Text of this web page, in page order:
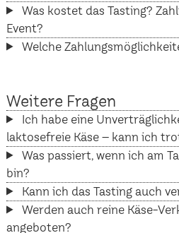
Was kostet das Tasting?
Event?
Welche
Weitere Fragen
Ich habe eine
laktosefreie Käse – kann ich
Was passiert, wenn ich am
bin?
Kann ich das Tasting auch
Werden auch reine Käse-
angeboten?